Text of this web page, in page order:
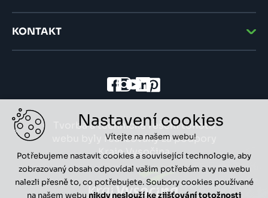
KONTAKT
Tvorba a technické řešení tohoto
webu byly realizovány za podpory
Kraje Vysočina
Nastavení cookies
Vítejte na našem webu!
Potřebujeme nastavit cookies a související technologie, aby
zobrazovaný obsah odpovídal vašim potřebám a vy na webu
nalezli přesně to, co potřebujete. Soubory cookies používané
na našem webu nikdy neslouží ke zjišťování totožnosti